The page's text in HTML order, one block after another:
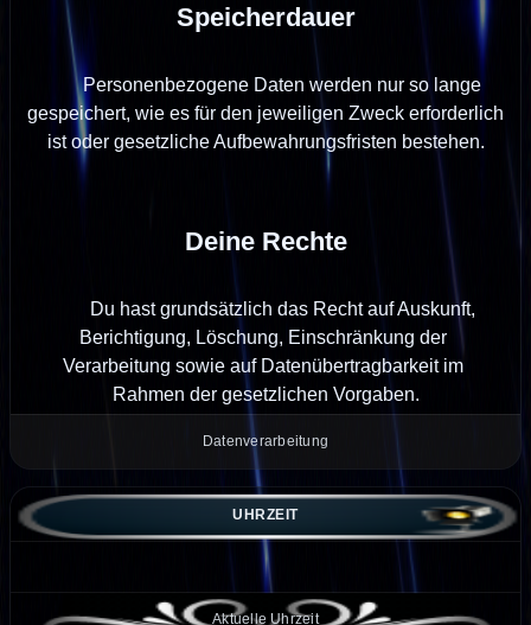
Speicherdauer
        Personenbezogene Daten werden nur so lange
gespeichert, wie es für den jeweiligen Zweck erforderlich
ist oder gesetzliche Aufbewahrungsfristen bestehen.
Deine Rechte
Berichtigung, Löschung, Einschränkung der
Verarbeitung sowie auf Datenübertragbarkeit im
Rahmen der gesetzlichen Vorgaben.